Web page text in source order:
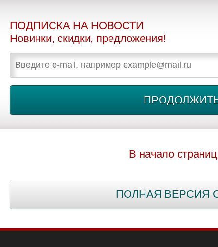
ПОДПИСКА НА НОВОСТИ
Новинки, скидки, предложения!
В начало
ПОЛНАЯ ВЕРСИЯ